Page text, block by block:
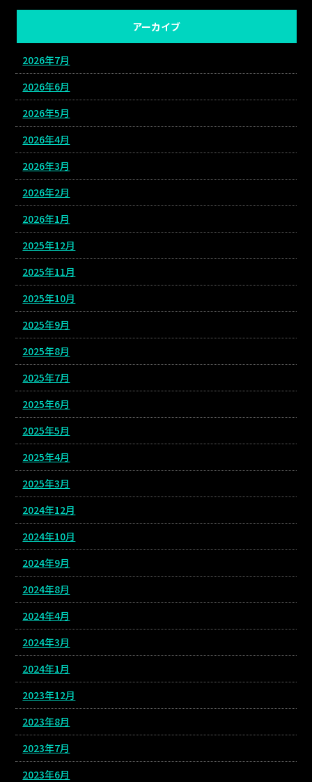
アーカイブ
2026年7月
2026年6月
2026年5月
2026年4月
2026年3月
2026年2月
2026年1月
2025年12月
2025年11月
2025年10月
2025年9月
2025年8月
2025年7月
2025年6月
2025年5月
2025年4月
2025年3月
2024年12月
2024年10月
2024年9月
2024年8月
2024年4月
2024年3月
2024年1月
2023年12月
2023年8月
2023年7月
2023年6月